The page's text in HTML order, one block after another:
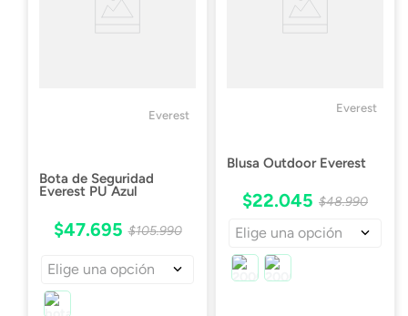
Everest
Bota de Seguridad
Everest PU Azul
$47.695 $105.990
Elige una opción
Everest
Blusa Outdoor Everest
$22.045 $48.990
Elige una opción